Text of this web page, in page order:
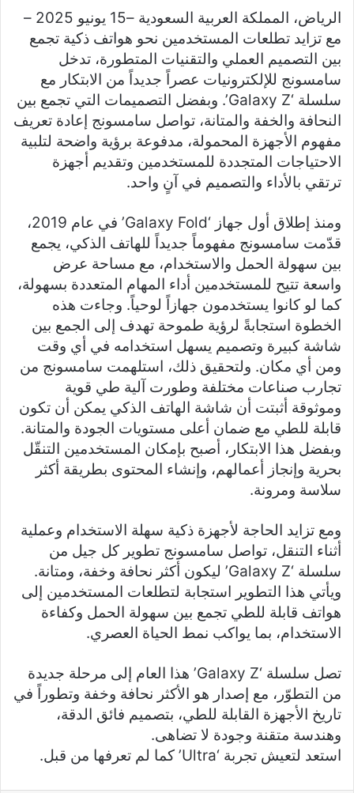
الرياض، المملكة العربية السعودية –15 يونيو 2025 –
مع تزايد تطلعات المستخدمين نحو هواتف ذكية تجمع
بين التصميم العملي والتقنيات المتطورة، تدخل
سامسونج للإلكترونيات عصراً جديداً من الابتكار مع
سلسلة ‘Galaxy Z’. وبفضل التصميمات التي تجمع بين
النحافة والخفة والمتانة، تواصل سامسونج إعادة تعريف
مفهوم الأجهزة المحمولة، مدفوعة برؤية واضحة لتلبية
الاحتياجات المتجددة للمستخدمين وتقديم أجهزة
ترتقي بالأداء والتصميم في آنٍ واحد.
ومنذ إطلاق أول جهاز ‘Galaxy Fold’ في عام 2019،
قدّمت سامسونج مفهوماً جديداً للهاتف الذكي، يجمع
بين سهولة الحمل والاستخدام، مع مساحة عرض
واسعة تتيح للمستخدمين أداء المهام المتعددة بسهولة،
كما لو كانوا يستخدمون جهازاً لوحياً. وجاءت هذه
الخطوة استجابةً لرؤية طموحة تهدف إلى الجمع بين
شاشة كبيرة وتصميم يسهل استخدامه في أي وقت
ومن أي مكان. ولتحقيق ذلك، استلهمت سامسونج من
تجارب صناعات مختلفة وطورت آلية طي قوية
وموثوقة أثبتت أن شاشة الهاتف الذكي يمكن أن تكون
قابلة للطي مع ضمان أعلى مستويات الجودة والمتانة.
وبفضل هذا الابتكار، أصبح بإمكان المستخدمين التنقّل
بحرية وإنجاز أعمالهم، وإنشاء المحتوى بطريقة أكثر
سلاسة ومرونة.
ومع تزايد الحاجة لأجهزة ذكية سهلة الاستخدام وعملية
أثناء التنقل، تواصل سامسونج تطوير كل جيل من
سلسلة ‘Galaxy Z’ ليكون أكثر نحافة وخفة، ومتانة.
ويأتي هذا التطوير استجابة لتطلعات المستخدمين إلى
هواتف قابلة للطي تجمع بين سهولة الحمل وكفاءة
الاستخدام، بما يواكب نمط الحياة العصري.
تصل سلسلة ‘Galaxy Z’ هذا العام إلى مرحلة جديدة
من التطوّر، مع إصدار هو الأكثر نحافة وخفة وتطوراً في
تاريخ الأجهزة القابلة للطي، بتصميم فائق الدقة،
وهندسة متقنة وجودة لا تضاهى.
استعد لتعيش تجربة ‘Ultra’ كما لم تعرفها من قبل.